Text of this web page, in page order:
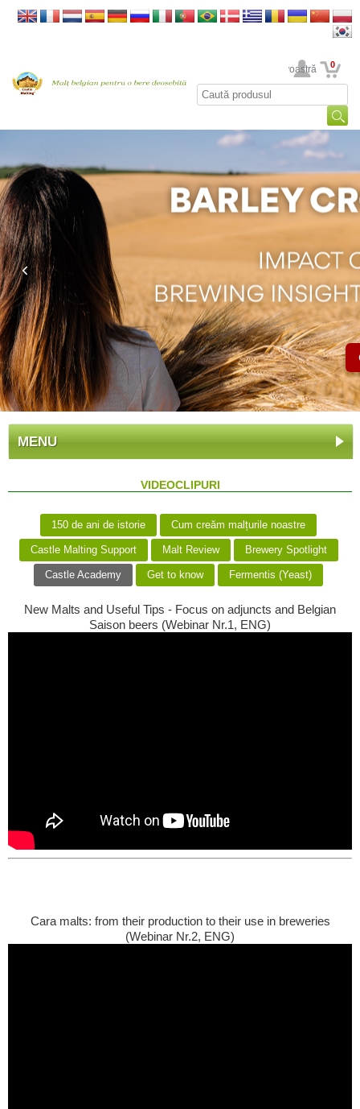
Contul dumneavoastră 0
MENU
VIDEOCLIPURI
150 de ani de istorie Cum creăm malțurile noastre
Castle Malting Support Malt Review Brewery Spotlight
Castle Academy Get to know Fermentis (Yeast)
New Malts and Useful Tips - Focus on adjuncts and Belgian
Saison beers (Webinar Nr.1, ENG)
Cara malts: from their production to their use in breweries
(Webinar Nr.2, ENG)